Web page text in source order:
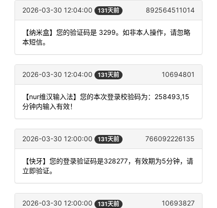
2026-03-30 12:04:00 131天前 892564511014
【纳米盒】您的验证码是 3299。如非本人操作，请忽略
本短信。
2026-03-30 12:04:00 131天前 10694801
【nur维汉输入法】您的本次登录校验码为：258493,15
分钟内输入有效！
2026-03-30 12:00:00 131天前 766092226135
【快牙】您的登录验证码是328277，有效期为5分钟，请
立即验证。
2026-03-30 12:00:00 131天前 10693827